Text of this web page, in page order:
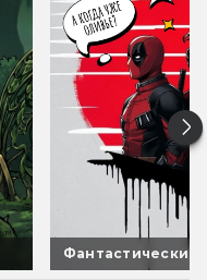
Фантастические